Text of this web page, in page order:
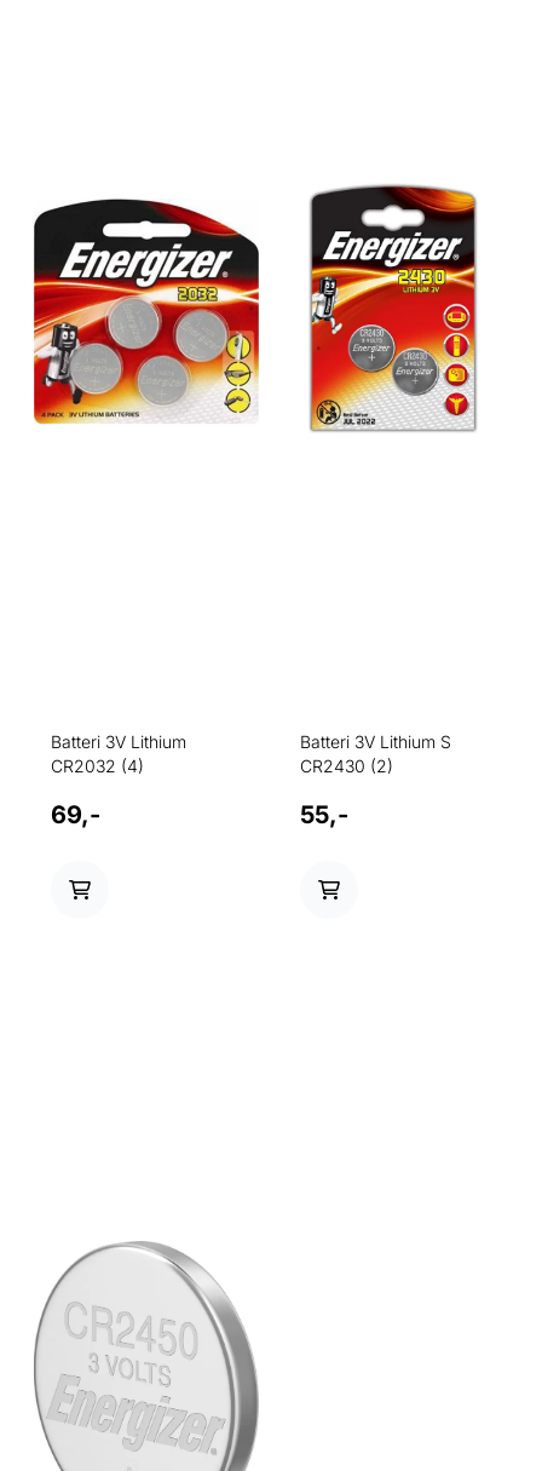
Batteri 3V Lithium
CR2032 (4)
69,-
Batteri 3V Lithium S
CR2430 (2)
55,-